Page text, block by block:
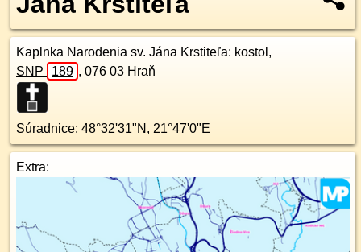
Kaplnka Narodenia sv. Jána Krstiteľa: kostol,
SNP
189 , 076 03 Hraň
Súradnice: 48°32'31"N , 21°47'0"E
Extra: